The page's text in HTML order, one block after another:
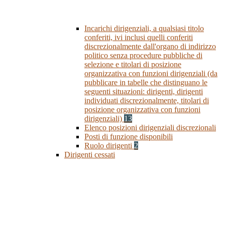
Incarichi dirigenziali, a qualsiasi titolo
conferiti, ivi inclusi quelli conferiti
discrezionalmente dall'organo di indirizzo
politico senza procedure pubbliche di
selezione e titolari di posizione
organizzativa con funzioni dirigenziali (da
pubblicare in tabelle che distinguano le
seguenti situazioni: dirigenti, dirigenti
individuati discrezionalmente, titolari di
posizione organizzativa con funzioni
dirigenziali) 13
Elenco posizioni dirigenziali discrezionali
Posti di funzione disponibili
Ruolo dirigenti 2
Dirigenti cessati